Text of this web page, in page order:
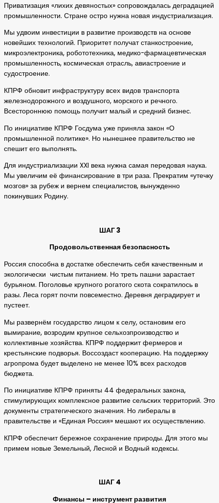
Приватизация «лихих девяностых» сопровождалась деградацией
промышленности. Стране остро нужна новая индустриализация.
Мы удвоим инвестиции в развитие производств на основе
новейших технологий. Приоритет получат станкостроение,
микроэлектроника, робототехника, медико-фармацевтическая
промышленность, космическая отрасль, авиастроение и
судостроение.
КПРФ обновит инфраструктуру всех видов транспорта
железнодорожного и воздушного, морского и речного.
Всестороннюю помощь получит малый и средний бизнес.
По инициативе КПРФ Госдума уже приняла закон «О
промышленной политике». Но нынешнее правительство не
спешит его выполнять.
Для индустриализации XXI века нужна самая передовая наука.
Мы увеличим её финансирование в три раза. Прекратим «утечку
мозгов» за рубеж и вернем специалистов, вынужденно
покинувших Родину.
ШАГ 3
Продовольственная безопасность
Россия способна в достатке обеспечить себя качественным и
экологически чистым питанием. Но треть пашни зарастает
бурьяном. Поголовье крупного рогатого скота сократилось в
разы. Леса горят почти повсеместно. Деревня деградирует и
пустеет.
Мы развернём государство лицом к селу, остановим его
вымирание, возродим крупное сельхозпроизводство и
коллективные хозяйства. КПРФ поддержит фермеров и
крестьянские подворья. Воссоздаст кооперацию. На поддержку
агропрома будет выделено не менее 10% всех расходов
бюджета.
По инициативе КПРФ приняты 44 федеральных закона,
стимулирующих комплексное развитие сельских территорий. Это
документы стратегического значения. Но либералы в
правительстве и «Единая Россия» мешают их осуществлению.
КПРФ обеспечит бережное сохранение природы. Для этого мы
примем новые Земельный, Лесной и Водный кодексы.
ШАГ 4
Финансы – инструмент развития